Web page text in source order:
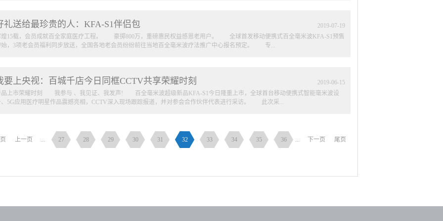
2、接收人：张先生(电话：188-3097-8182 、邮箱2644012848@qq.com) 3、提交格式：一次性打包齐全，备注店...
礼送给最珍贵的人：KFA-S1伴侣包
煌15载，会员成就百全家庭医疗工程。 豪掷800万，重磅惠民权益感恩老用户。 全球首发移动便携式百全毫米波KFA-S1预售
始，3项老会员福利同步放送，全国各地老会员纷纷前往当地百全毫米波疗法推广中心报名预定。 专...
2019-07-19
要上央视：百城千店今日同框CCTV共享荣耀时刻
品上市荣耀时刻 我参与 、我见证、我发声! 百全毫米波超级新品KFA-S1今日隆重上市，全球首台移动便携式智能毫米波设
、5G应用医疗明星作品震撼亮相，CCTV深入现场跟踪报道，并对参会合作伙伴代表进行采访。 此次采...
，经评审团最终综合审定，一批人气王现场接受CCTV专访。 下面让我们一睹他们在发布会现场的风采。 票选最高的两位正
同中成康富高层领导以及CCTV栏目制片人一同参加上市启动仪式环节。 全网直播共同见证上市启动仪式 人气王正在接
2019-06-15
上一页 ... 27 28 29 30 31 32 33 34 35 36 ... 下一页 尾页